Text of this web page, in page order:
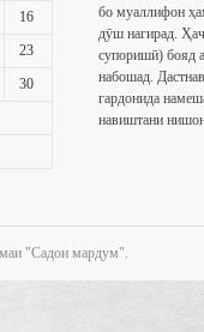
16
23
30
бо муаллифон
дӯш нагирад.
супоришӣ) бояд
набошад.
гардонида
навиштани
"Садои мардум".